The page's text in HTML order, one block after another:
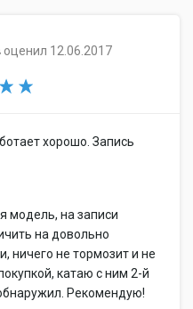
оценил 12.06.2017
хорошо. Запись
модель, на записи
на довольно
ничего не тормозит и не
катаю с ним 2-й
Рекомендую!